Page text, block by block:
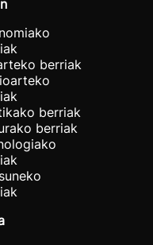
berriak
berriak
berriak